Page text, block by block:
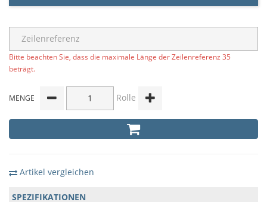
Bitte beachten Sie, dass die maximale Länge der Zeilenreferenz 35
beträgt.
MENGE Rolle
Artikel vergleichen
SPEZIFIKATIONEN